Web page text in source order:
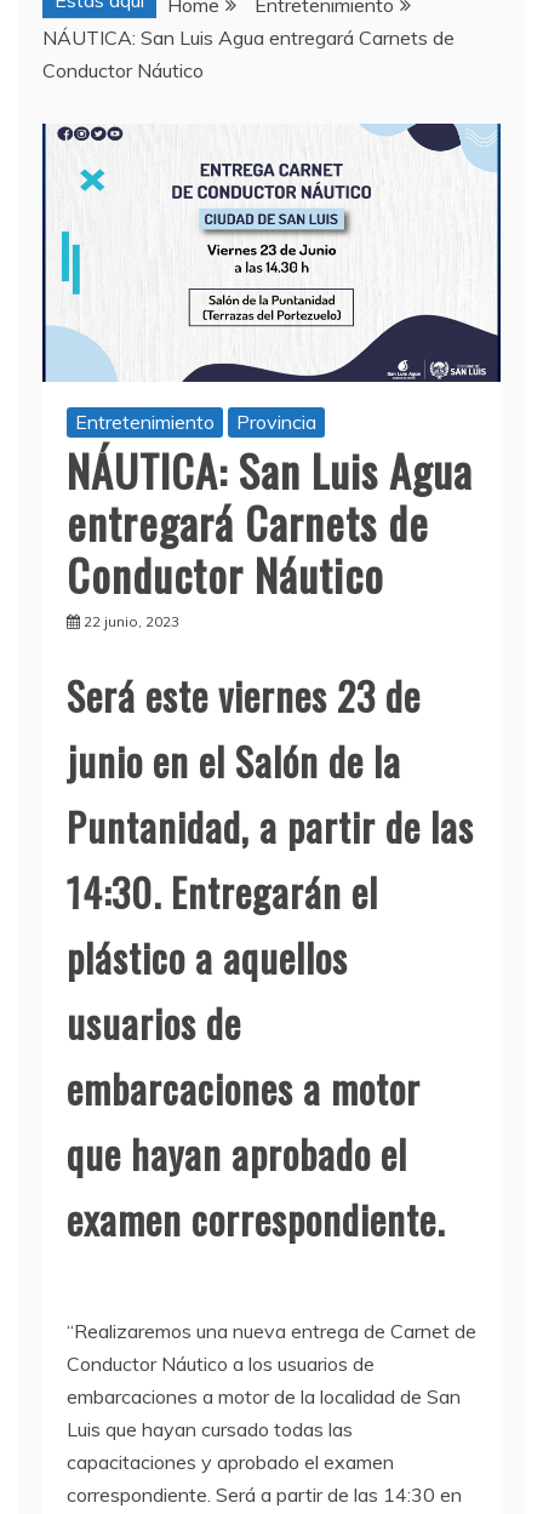
Home
Entretenimiento
NÁUTICA: San Luis Agua entregará Carnets de
Conductor Náutico
Entretenimiento Provincia
NÁUTICA: San Luis Agua
entregará Carnets de
Conductor Náutico
22 junio, 2023
Será este viernes 23 de
junio en el Salón de la
Puntanidad, a partir de las
14:30. Entregarán el
plástico a aquellos
usuarios de
embarcaciones a motor
que hayan aprobado el
examen correspondiente.
“Realizaremos una nueva entrega de Carnet de
Conductor Náutico a los usuarios de
embarcaciones a motor de la localidad de San
Luis que hayan cursado todas las
capacitaciones y aprobado el examen
correspondiente. Será a partir de las 14:30 en